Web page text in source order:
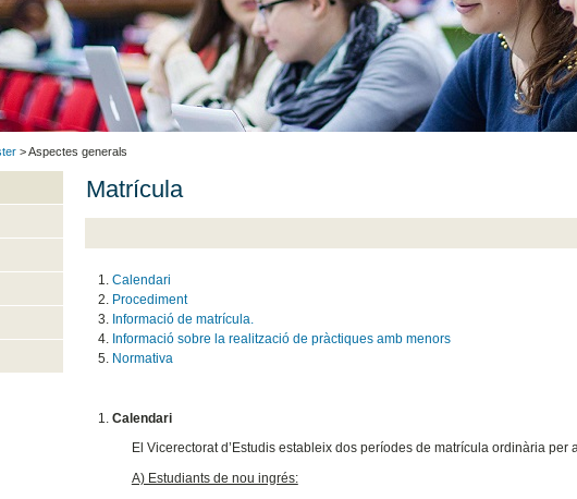
> Aspectes generals
Matrícula
Calendari
Procediment
Informació de matrícula.
Informació sobre la realització de pràctiques amb menors
Normativa
Calendari
El Vicerectorat d’Estudis estableix dos períodes de matrícula ordinària per
A) Estudiants de nou ingrés: